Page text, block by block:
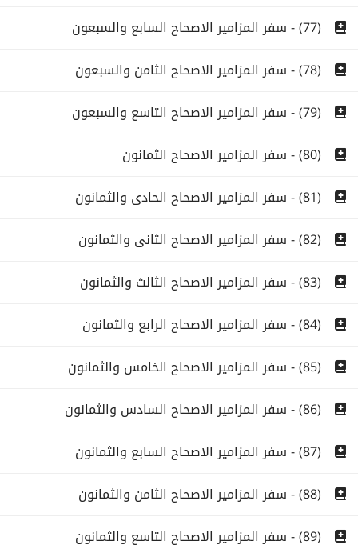
(77) - سفر المزامير الاصحاح السابع والسبعون
(78) - سفر المزامير الاصحاح الثامن والسبعون
(79) - سفر المزامير الاصحاح التاسع والسبعون
(80) - سفر المزامير الاصحاح الثمانون
(81) - سفر المزامير الاصحاح الحادى والثمانون
(82) - سفر المزامير الاصحاح الثانى والثمانون
(83) - سفر المزامير الاصحاح الثالث والثمانون
(84) - سفر المزامير الاصحاح الرابع والثمانون
(85) - سفر المزامير الاصحاح الخامس والثمانون
(86) - سفر المزامير الاصحاح السادس والثمانون
(87) - سفر المزامير الاصحاح السابع والثمانون
(88) - سفر المزامير الاصحاح الثامن والثمانون
(89) - سفر المزامير الاصحاح التاسع والثمانون